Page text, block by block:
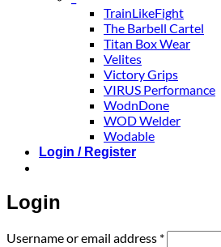
TrainLikeFight
The Barbell Cartel
Titan Box Wear
Velites
Victory Grips
VIRUS Performance
WodnDone
WOD Welder
Wodable
Login / Register
Login
Username or email address *Required